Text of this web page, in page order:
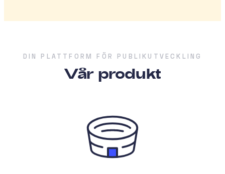
DIN PLATTFORM FÖR PUBLIKUTVECKLING
Vår produkt